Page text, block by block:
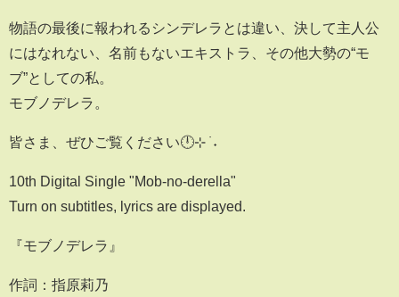
物語の最後に報われるシンデレラとは違い、決して主人公
にはなれない、名前もないエキストラ、その他大勢の“モ
ブ”としての私。
モブノデレラ。
皆さま、ぜひご覧ください🕛⊹ ࣪ ˖
10th Digital Single "Mob-no-derella"
Turn on subtitles, lyrics are displayed.
『モブノデレラ』
作詞：指原莉乃